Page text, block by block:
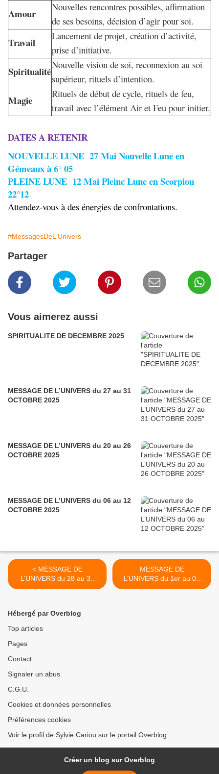
Amour
Nouvelles rencontres possibles, affirmation
de ses besoins, décision d’agir pour soi.
Travail
Lancement de projet, création d’activité,
prise d’initiative.
Spiritualité
Nouvelle vision de soi, reconnexion au soi
supérieur, rituels d’intention.
Magie
Rituels de début de cycle, rituels de feu,
travail avec l’élément Air et Feu pour initier.
DATES A RETENIR
NOUVELLE LUNE 27 Mai Nouvelle Lune en
Gémeaux à 6° 05
PLEINE LUNE 12 Mai Pleine Lune en Scorpion
22°12
Attendez-vous à des énergies de confrontations.
#MessagesDeL'Univers
Partager
Vous aimerez aussi
SPIRITUALITE DE DECEMBRE 2025
MESSAGE DE L’UNIVERS du 27 au 31
OCTOBRE 2025
MESSAGE DE L’UNIVERS du 20 au 26
OCTOBRE 2025
MESSAGE DE L’UNIVERS du 06 au 12
OCTOBRE 2025
< MESSAGE DE
L’UNIVERS du 28 au 30
AVRIL 2025
MESSAGE DE
L’UNIVERS du 1er au 04
MAI 2025 >
Hébergé par Overblog
Top articles
Pages
Contact
Signaler un abus
C.G.U.
Cookies et données personnelles
Préférences cookies
Voir le profil de Sylvie Cariou sur le portail Overblog
Créer un blog sur Overblog